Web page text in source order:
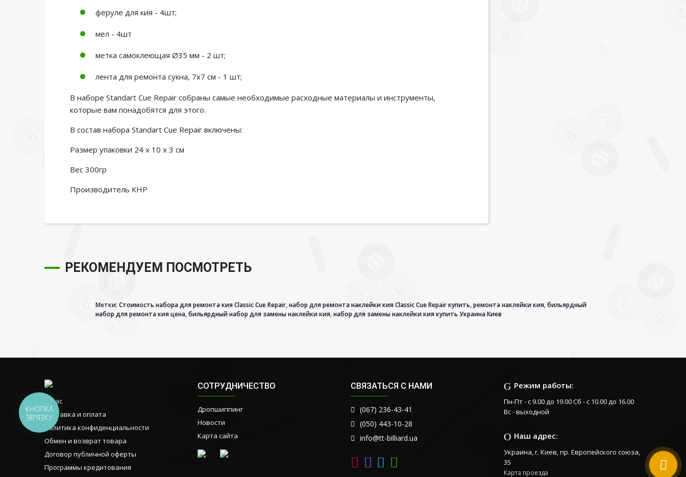
феруле для кия - 4шт;
мел - 4шт
метка самоклеющая Ø35 мм - 2 шт;
лента для ремонта сукна, 7х7 см - 1 шт;
В наборе Standart Cue Repair собраны самые необходимые расходные материалы и инструменты,
которые вам понадобятся для этого.
В состав набора Standart Cue Repair включены:
Размер упаковки 24 х 10 х 3 см
Вес 300гр
Производитель КНР
РЕКОМЕНДУЕМ ПОСМОТРЕТЬ
Метки: Стоимость набора для ремонта кия Classic Cue Repair,набор для ремонта наклейки кия Classic Cue Repair купить,ремонта наклейки кия,бильярдный
набор для ремонта кия цена,бильярдный набор для замены наклейки кия,набор для замены наклейки кия купить Украина Киев
О нас
Доставка и оплата
Политика конфиденциальности
Обмен и возврат товара
Договор публичной оферты
Программы кредитования
СОТРУДНИЧЕСТВО
Дропшиппинг
Новости
Карта сайта
Режим работы:
Пн-Пт - с 9.00 до 19.00 Сб - с 10.00 до 16.00
Вс - выходной
Наш адрес:
Украина, г. Киев, пр. Европейского союза,
35
Карта проезда
СВЯЗАТЬСЯ С НАМИ
(067) 236-43-41
(050) 443-10-28
info@tt-billiard.ua
КНОПКА
ЗВ'ЯЗКУ